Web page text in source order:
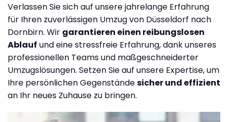
Verlassen Sie sich auf unsere jahrelange Erfahrung
für Ihren zuverlässigen Umzug von Düsseldorf nach
Dornbirn. Wir garantieren einen reibungslosen
Ablauf und eine stressfreie Erfahrung, dank unseres
professionellen Teams und maßgeschneiderter
Umzugslösungen. Setzen Sie auf unsere Expertise, um
Ihre persönlichen Gegenständesicher und effizient
an Ihr neues Zuhause zu bringen.